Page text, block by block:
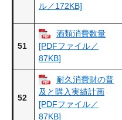
ル／172KB]
51
酒類消費数量
[PDFファイル／
87KB]
52
耐久消費財の普
及と購入実績計画
[PDFファイル／
87KB]